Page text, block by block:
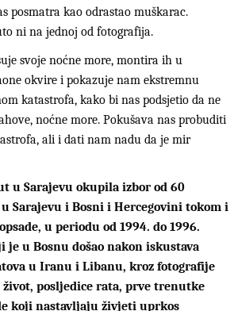
posmatra kao odrastao muškarac.
ni na jednoj od fotografija.
svoje noćne more, montira ih u
okvire i pokazuje nam ekstremnu
katastrofa, kako bi nas podsjetio da ne
noćne more. Pokušava nas probuditi
ali i dati nam nadu da je mir
u Sarajevu okupila izbor od 60
Sarajevu i Bosni i Hercegovini tokom i
u periodu od 1994. do 1996.
je u Bosnu došao nakon iskustava
u Iranu i Libanu, kroz fotografije
posljedice rata, prve trenutke
koji nastavljaju živjeti uprkos